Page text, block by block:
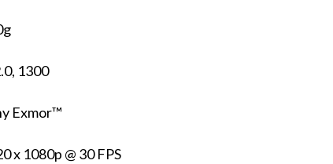
1300
Exmor™
x 1080p @ 30 FPS